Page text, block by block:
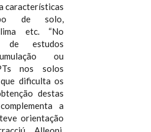
características
de solo,
etc. “No
de estudos
ou
nos solos
dificulta os
destas
a
orientação